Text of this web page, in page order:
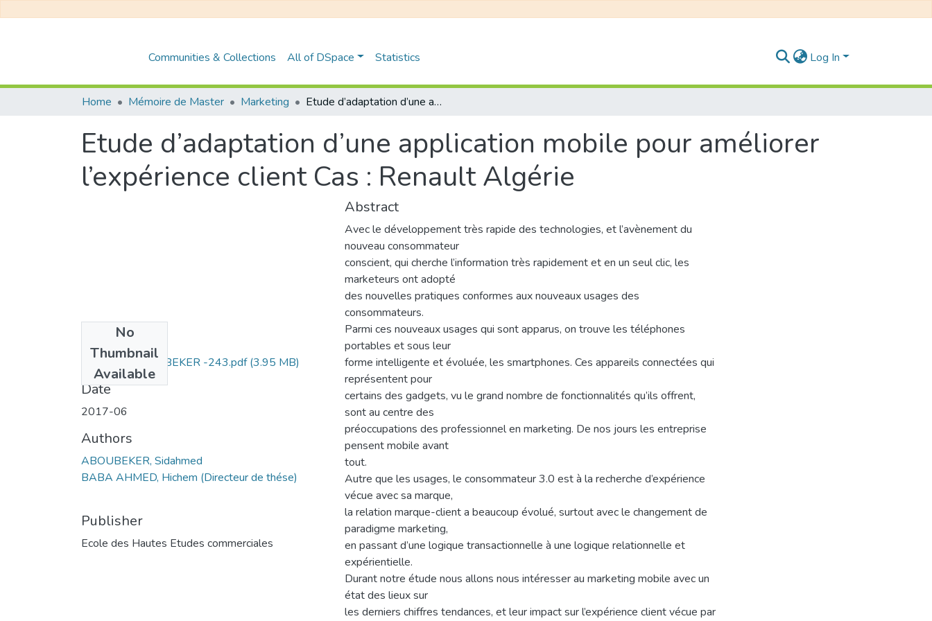
Communities & Collections All of DSpace Statistics Log In
Home Mémoire de Master Marketing Etude d’adaptation d’une application mobile pour améliorer l’expérience client Cas : Renault Algérie
Etude d’adaptation d’une application mobile pour améliorer
l’expérience client Cas : Renault Algérie
No
Thumbnail
Available
Sidahmed ABOUBEKER -243.pdf(3.95 MB)
Date
2017-06
Authors
ABOUBEKER, Sidahmed
BABA AHMED, Hichem (Directeur de thése)
Publisher
Ecole des Hautes Etudes commerciales
Abstract
Avec le développement très rapide des technologies, et l’avènement du
nouveau consommateur
conscient, qui cherche l’information très rapidement et en un seul clic, les
marketeurs ont adopté
des nouvelles pratiques conformes aux nouveaux usages des
consommateurs.
Parmi ces nouveaux usages qui sont apparus, on trouve les téléphones
portables et sous leur
forme intelligente et évoluée, les smartphones. Ces appareils connectées qui
représentent pour
certains des gadgets, vu le grand nombre de fonctionnalités qu’ils offrent,
sont au centre des
préoccupations des professionnel en marketing. De nos jours les entreprise
pensent mobile avant
tout.
Autre que les usages, le consommateur 3.0 est à la recherche d’expérience
vécue avec sa marque,
la relation marque-client a beaucoup évolué, surtout avec le changement de
paradigme marketing,
en passant d’une logique transactionnelle à une logique relationnelle et
expérientielle.
Durant notre étude nous allons nous intéresser au marketing mobile avec un
état des lieux sur
les derniers chiffres tendances, et leur impact sur l’expérience client vécue par